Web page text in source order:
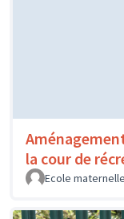
la cour de
Ecole